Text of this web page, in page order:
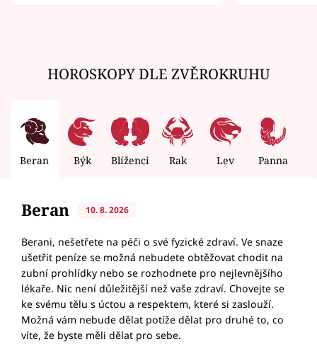
HOROSKOPY DLE ZVĚROKRUHU
Beran Býk Blíženci Rak Lev Panna
Beran 10. 8. 2026
Berani, nešetřete na péči o své fyzické zdraví. Ve snaze
ušetřit peníze se možná nebudete obtěžovat chodit na
zubní prohlídky nebo se rozhodnete pro nejlevnějšího
lékaře. Nic není důležitější než vaše zdraví. Chovejte se
ke svému tělu s úctou a respektem, které si zaslouží.
Možná vám nebude dělat potíže dělat pro druhé to, co
víte, že byste měli dělat pro sebe.